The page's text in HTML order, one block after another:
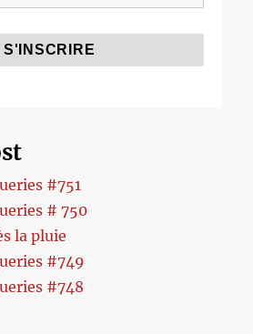
#751
# 750
la pluie
#749
#748